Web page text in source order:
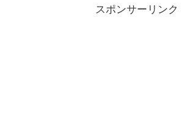
スポンサーリンク